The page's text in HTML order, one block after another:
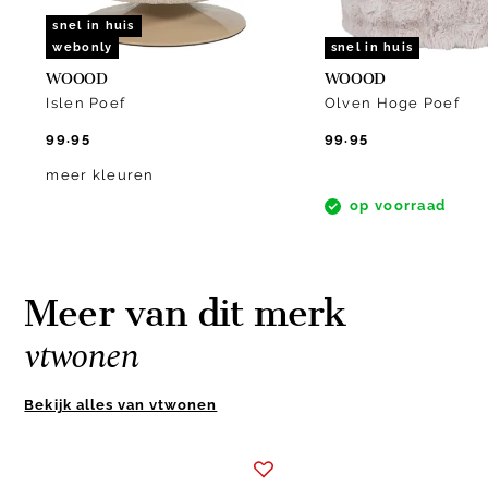
snel in huis
webonly
WOOOD
Islen Poef
99.95
meer kleuren
snel in huis
WOOOD
Olven Hoge Poef
99.95
op voorraad
Meer van dit merk
vtwonen
Bekijk alles van vtwonen